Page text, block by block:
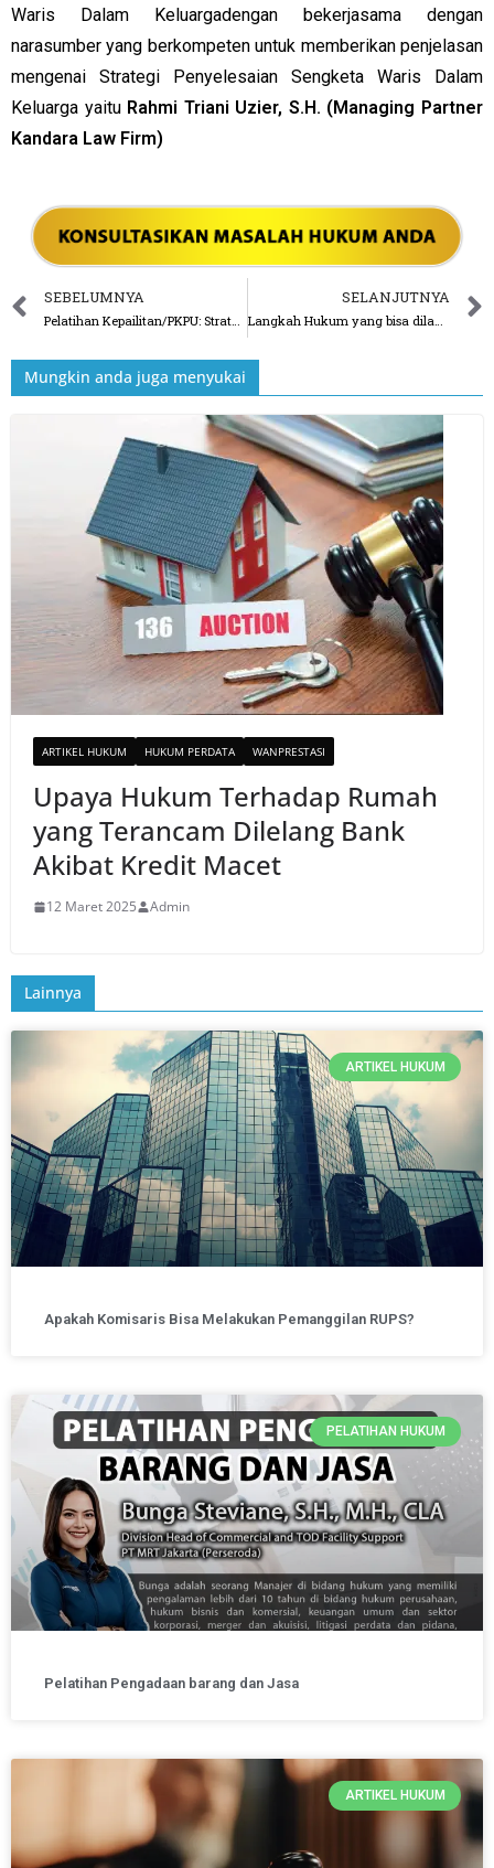
Waris Dalam Keluargadengan bekerjasama dengan
narasumber yang berkompeten untuk memberikan penjelasan
mengenai Strategi Penyelesaian Sengketa Waris Dalam
Keluarga yaituRahmi Triani Uzier, S.H. (Managing Partner
Kandara Law Firm)
SEBELUMNYA SELANJUTNYA
Mungkin anda juga menyukai
ARTIKEL HUKUM HUKUM PERDATA WANPRESTASI
Upaya Hukum Terhadap Rumah
yang Terancam Dilelang Bank
Akibat Kredit Macet
12 Maret 2025 Admin
Lainnya
ARTIKEL HUKUM
Apakah Komisaris Bisa Melakukan Pemanggilan RUPS?
PELATIHAN HUKUM
Pelatihan Pengadaan barang dan Jasa
ARTIKEL HUKUM